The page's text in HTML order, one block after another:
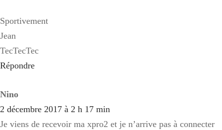
Sportivement
Jean
TecTecTec
Répondre
Nino
2 décembre 2017 à 2 h 17 min
Je viens de recevoir ma xpro2 et je n’arrive pas à connecter